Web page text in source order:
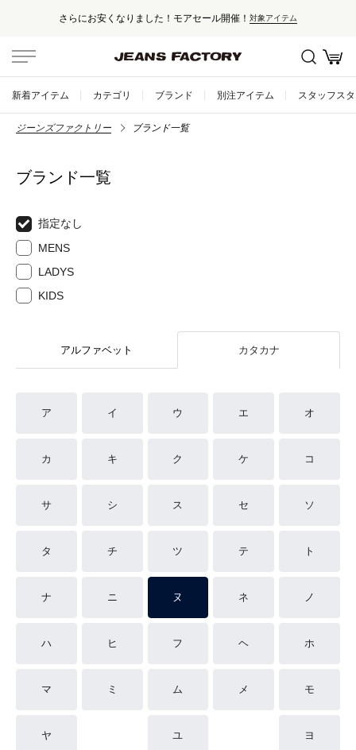
さらにお安くなりました！モアセール開催！ 対象アイテム
新着アイテム カテゴリ ブランド 別注アイテム スタッフス
ジーンズファクトリー ブランド一覧
ブランド一覧
指定なし
MENS
LADYS
KIDS
アルファベット カタカナ
ア イ ウ エ オ
カ キ ク ケ コ
サ シ ス セ ソ
タ チ ツ テ ト
ナ ニ ヌ ネ ノ
ハ ヒ フ ヘ ホ
マ ミ ム メ モ
ヤ ユ ヨ